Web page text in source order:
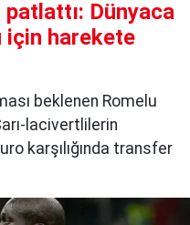
patlattı: Dünyaca
için harekete
beklenen Romelu
lacivertlilerin
karşılığında transfer